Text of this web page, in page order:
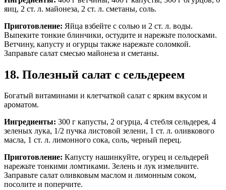
яиц, 2 ст. л. майонеза, 2 ст. л. сметаны, соль.
Приготовление: Яйца взбейте с солью и 2 ст. л. воды.
Выпеките тонкие блинчики, остудите и нарежьте полосками.
Ветчину, капусту и огурцы также нарежьте соломкой.
Заправьте салат смесью майонеза и сметаны.
18. Полезный салат с сельдереем
Богатый витаминами и клетчаткой салат с ярким вкусом и
ароматом.
Ингредиенты: 300 г капусты, 2 огурца, 4 стебля сельдерея, 4
зеленых лука, 1/2 пучка листовой зелени, 1 ст. л. оливкового
масла, 1 ст. л. лимонного сока, соль, черный перец.
Приготовление: Капусту нашинкуйте, огурец и сельдерей
нарежьте тонкими ломтиками. Зелень и лук измельчите.
Заправьте салат оливковым маслом и лимонным соком,
посолите и поперчите.